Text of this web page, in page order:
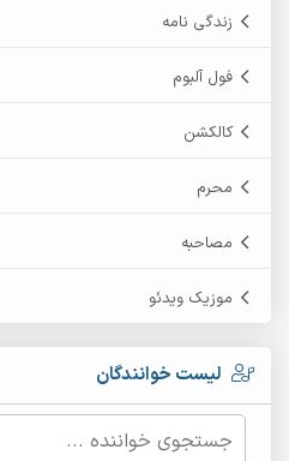
زندگی نامه
فول آلبوم
کالکشن
محرم
مصاحبه
موزیک ویدئو
لیست خوانندگان